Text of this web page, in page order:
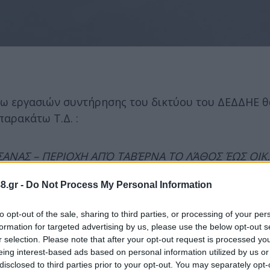
- Do Not Process My Personal Information
opt-out of the sale, sharing to third parties, or processing of your
for targeted advertising by us, please use the below opt-out
selection. Please note that after your opt-out request is processed
interest-based ads based on personal information utilized by us
to third parties prior to your opt-out. You may separately
εργασιών συντήρησης του δικτύου του ΔΕΔΔΗΕ
Τ.Δ. :
– ΠΕΡΙΟΧΗ ΑΠΌ ΤΑΒΈΡΝΑ ΤΟ ΛΆΘΟΣ ΈΩΣ
αυτό λοιπόν οι εγκαταστάσεις και τα δίκτυα θα
αγωγούς ή σε άλλα στοιχεία του δικτύου,